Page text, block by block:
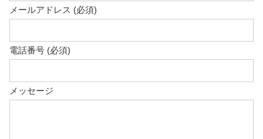
メールアドレス (必須)
電話番号 (必須)
メッセージ